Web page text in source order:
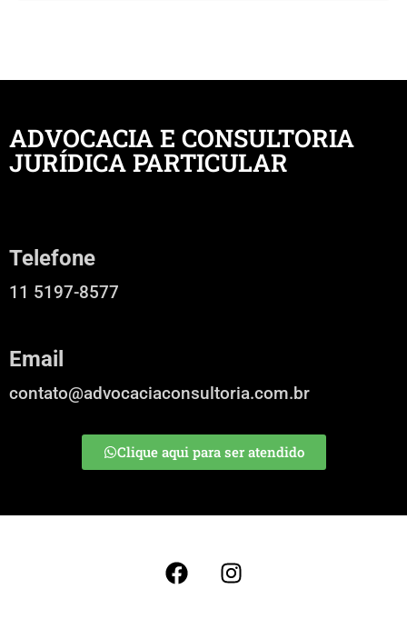
ADVOCACIA E CONSULTORIA
JURÍDICA PARTICULAR
Telefone
11 5197-8577
Email
contato@advocaciaconsultoria.com.br
Clique aqui para ser atendido